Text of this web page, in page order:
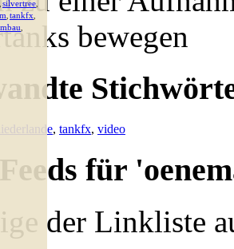
, silvertree,
, tankfx,
,
bewegen
niederlande, tankfx, video
für
der Linkliste